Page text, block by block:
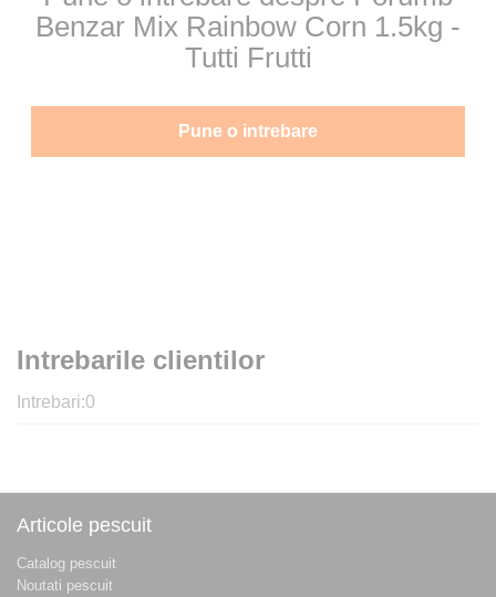
Intrebarile clientilor
Intrebari:0
Benzar Mix Rainbow Corn 1.5kg -
Tutti Frutti
Pune o intrebare
Articole pescuit
Catalog pescuit
Noutati pescuit